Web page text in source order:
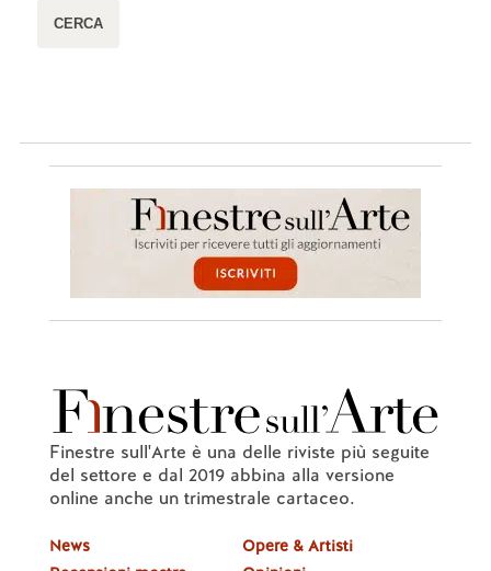
Finestre sull'Arte è una delle riviste più seguite
del settore e dal 2019 abbina alla versione
online anche un trimestrale cartaceo.
News
Opere & Artisti